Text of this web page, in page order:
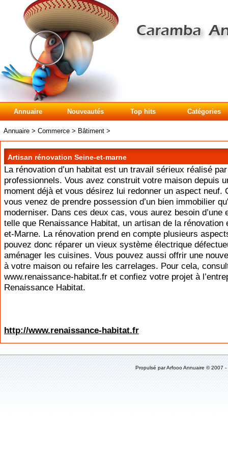
Annuaire Nouveautés Top hits Catégories
Annuaire > Commerce > Bâtiment >
Artisan rénovation Seine-et-marne
La rénovation d’un habitat est un travail sérieux réalisé
professionnels. Vous avez construit votre maison depuis
moment déjà et vous désirez lui redonner un aspect neuf.
vous venez de prendre possession d’un bien immobilier
moderniser. Dans ces deux cas, vous aurez besoin d’une
telle que Renaissance Habitat, un artisan de la rénovation
et-Marne. La rénovation prend en compte plusieurs
pouvez donc réparer un vieux système électrique
aménager les cuisines. Vous pouvez aussi offrir une
à votre maison ou refaire les carrelages. Pour cela,
www.renaissance-habitat.fr et confiez votre projet à
Renaissance Habitat.
http://www.renaissance-habitat.fr
Propulsé parArfooo Annuaire © 2007